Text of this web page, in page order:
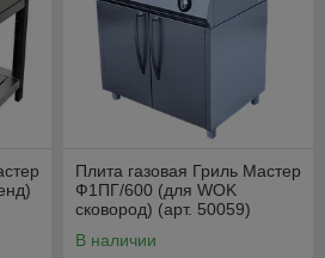
Плита газовая Гриль Мастер
Ф1ПГ/600 (для WOK
сковород) (арт. 50059)
В наличии